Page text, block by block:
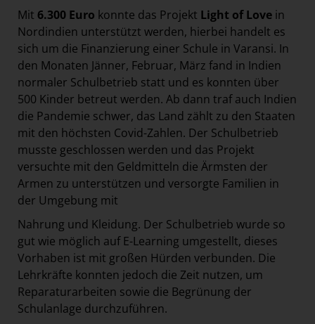
Mit 6.300 Euro konnte das Projekt Light of Love in
Nordindien unterstützt werden, hierbei handelt es
sich um die Finanzierung einer Schule in Varansi. In
den Monaten Jänner, Februar, März fand in Indien
normaler Schulbetrieb statt und es konnten über
500 Kinder betreut werden. Ab dann traf auch Indien
die Pandemie schwer, das Land zählt zu den Staaten
mit den höchsten Covid-Zahlen. Der Schulbetrieb
musste geschlossen werden und das Projekt
versuchte mit den Geldmitteln die Ärmsten der
Armen zu unterstützen und versorgte Familien in
der Umgebung mit
Nahrung und Kleidung. Der Schulbetrieb wurde so
gut wie möglich auf E-Learning umgestellt, dieses
Vorhaben ist mit großen Hürden verbunden. Die
Lehrkräfte konnten jedoch die Zeit nutzen, um
Reparaturarbeiten sowie die Begrünung der
Schulanlage durchzuführen.